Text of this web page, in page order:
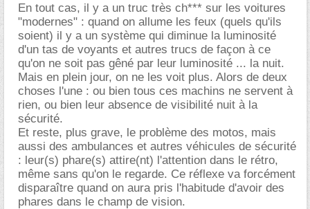
En tout cas, il y a un truc très ch*** sur les voitures
"modernes" : quand on allume les feux (quels qu'ils
soient) il y a un système qui diminue la luminosité
d'un tas de voyants et autres trucs de façon à ce
qu'on ne soit pas gêné par leur luminosité ... la nuit.
Mais en plein jour, on ne les voit plus. Alors de deux
choses l'une : ou bien tous ces machins ne servent à
rien, ou bien leur absence de visibilité nuit à la
sécurité.
Et reste, plus grave, le problème des motos, mais
aussi des ambulances et autres véhicules de sécurité
: leur(s) phare(s) attire(nt) l'attention dans le rétro,
même sans qu'on le regarde. Ce réflexe va forcément
disparaître quand on aura pris l'habitude d'avoir des
phares dans le champ de vision.